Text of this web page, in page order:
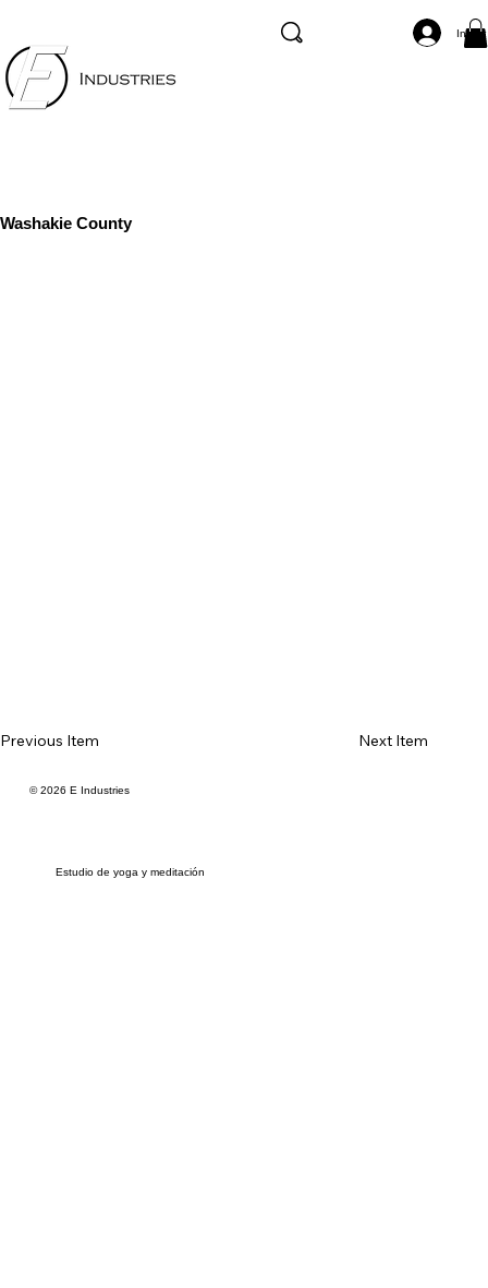
Washakie County
Previous Item Next Item
Estudio de yoga y meditación
© 2026 E Industries